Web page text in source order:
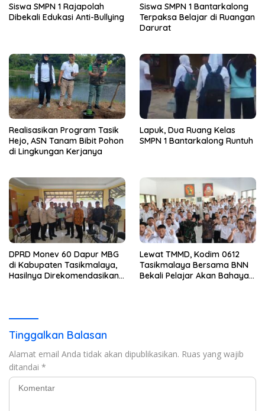
Siswa SMPN 1 Rajapolah
Dibekali Edukasi Anti-Bullying
Siswa SMPN 1 Bantarkalong
Terpaksa Belajar di Ruangan
Darurat
Realisasikan Program Tasik
Hejo, ASN Tanam Bibit Pohon
di Lingkungan Kerjanya
Lapuk, Dua Ruang Kelas
SMPN 1 Bantarkalong Runtuh
DPRD Monev 60 Dapur MBG
di Kabupaten Tasikmalaya,
Hasilnya Direkomendasikan
Lewat TMMD, Kodim 0612
Tasikmalaya Bersama BNN
Bekali Pelajar Akan Bahaya
Tinggalkan Balasan
Alamat email Anda tidak akan dipublikasikan. Ruas yang wajib
ditandai *